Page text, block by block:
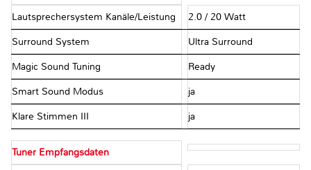
Lautsprechersystem Kanäle/Leistung 2.0 / 20 Watt
Surround System Ultra Surround
Magic Sound Tuning Ready
Smart Sound Modus ja
Klare Stimmen III ja
Tuner Empfangsdaten